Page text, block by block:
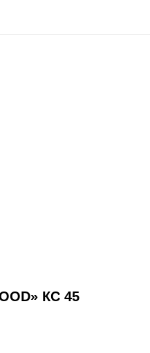
КС 45